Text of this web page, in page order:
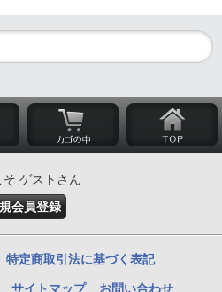
そ ゲストさん
会員登録
特定商取引法に基づく表記
サイトマップ お問い合わせ